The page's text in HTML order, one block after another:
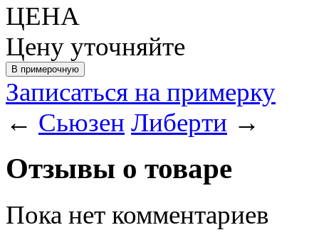
ЦЕНА
Цену уточняйте
Записаться на примерку
← Сьюзен Либерти →
Отзывы о товаре
Пока нет комментариев